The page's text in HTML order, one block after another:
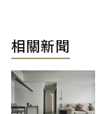
相關新聞